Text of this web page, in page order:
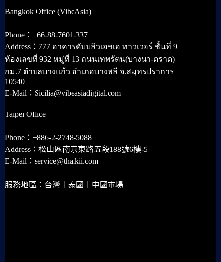
Bangkok Office (VibeAsia)
Phone：+66-88-7601-337
Address：777 อาคารดับบลิวเอชเอ ทาวเวอร์ ชั้นที่ 9
ห้องเลขที่ 932 หมู่ที่ 13 ถนนเทพรัตน(บางนา-ตราด)
กม.7 ตำบลบางแก้ว อำเภอบางพลี จ.สมุทรปราการ
10540
E-Mail：Sicilia@vibeasiadigital.com
Taipei Office
Phone：+886-2-2748-5088
Address：松山區南京東路五段188號6樓-5
E-Mail：service@thaikii.com
服務地區：台灣｜泰國｜中國市場